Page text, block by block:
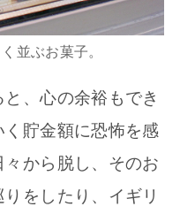
並ぶお菓子。
、心の余裕もでき
貯金額に恐怖を感
から脱し、そのお
をしたり、イギリ